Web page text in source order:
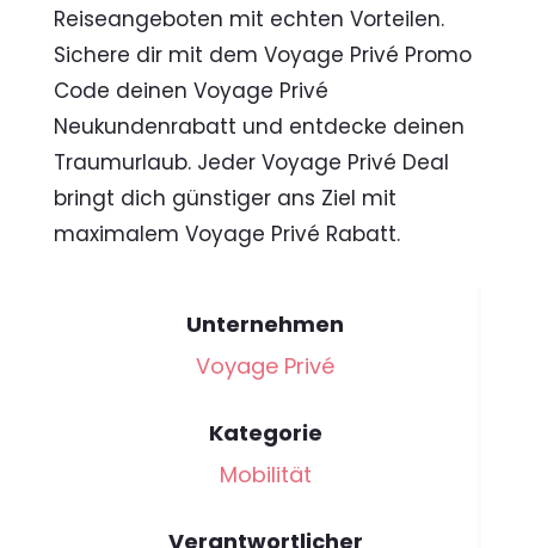
Reiseangeboten mit echten Vorteilen.
Sichere dir mit dem Voyage Privé Promo
Code deinen Voyage Privé
Neukundenrabatt und entdecke deinen
Traumurlaub. Jeder Voyage Privé Deal
bringt dich günstiger ans Ziel mit
maximalem Voyage Privé Rabatt.
Unternehmen
Voyage Privé
Kategorie
Mobilität
Verantwortlicher